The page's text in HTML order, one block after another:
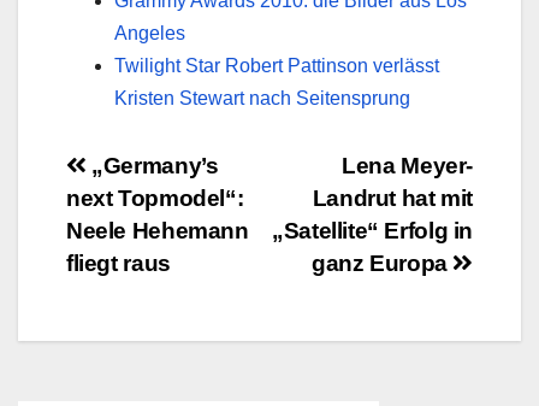
Angeles
Twilight Star Robert Pattinson verlässt
Kristen Stewart nach Seitensprung
BeitragsnavigationLena Meyer-
Landrut hat mit
„Satellite“ Erfolg in
ganz Europa
„Germany’s
next Topmodel“:
Neele Hehemann
fliegt raus